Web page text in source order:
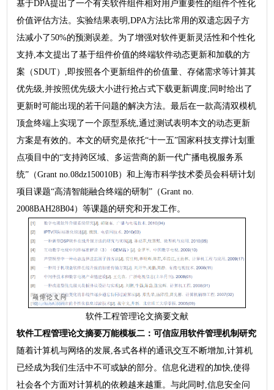
基于DPA提出了一个有关软件组件相对用户重要性的组件个性化
价值评估方法。实验结果表明,DPA方法比常用的双遗忘因子方
法减小了50%的预测误差。为了增强对软件更新灵活性和个性化
支持,本文提出了基于组件价值的终端软件动态更新和加载的方
案（SDUT）,即按照各个更新组件的价值量、存储需求等计算其
优先级,并按照优先级大小进行抢占式下载更新调度;同时给出了
更新时可能出现的若干问题的解决方法。最后在一款高清双模机
顶盒终端上实现了一个原型系统,通过测试表明本文的动态更新
方案是有效的。本文的研究是依托“十一五”国家科技支撑计划重
点项目中的“支持跨区域、多运营商的新一代广播电视服务系
统”（Grant no.08dz150010B）和上海市科学技术委员会科研计划
项目课题“高清智能融合终端的研制”（Grant no.
2008BAH28B04）等课题的研究和开发工作。
软件工程管理论文摘要文献
软件工程管理论文摘要万能模板二：可信应用软件管理机制研究
随着计算机与网络的发展,各式各样的通讯交互不断增加,计算机
已经成为我们生活中不可或缺的部分。信息化进程的加快,使得
社会各个方面对计算机的依赖越来越重。与此同时,信息安全问